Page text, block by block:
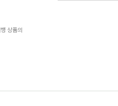
상품의